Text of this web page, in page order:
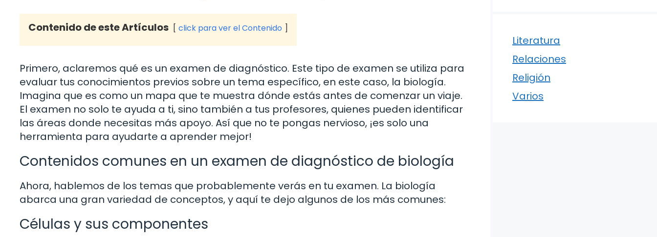
Contenido de este Artículos click para ver el Contenido
Primero, aclaremos qué es un examen de diagnóstico. Este tipo de examen se utiliza para
evaluar tus conocimientos previos sobre un tema específico, en este caso, la biología.
Imagina que es como un mapa que te muestra dónde estás antes de comenzar un viaje.
El examen no solo te ayuda a ti, sino también a tus profesores, quienes pueden identificar
las áreas donde necesitas más apoyo. Así que no te pongas nervioso, ¡es solo una
herramienta para ayudarte a aprender mejor!
Contenidos comunes en un examen de diagnóstico de biología
Ahora, hablemos de los temas que probablemente verás en tu examen. La biología
abarca una gran variedad de conceptos, y aquí te dejo algunos de los más comunes:
Células y sus componentes
Literatura
Relaciones
Religión
Varios